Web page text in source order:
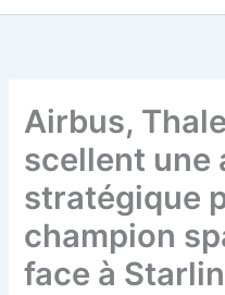
Airbus,
scellent une
stratégique
champion
face à